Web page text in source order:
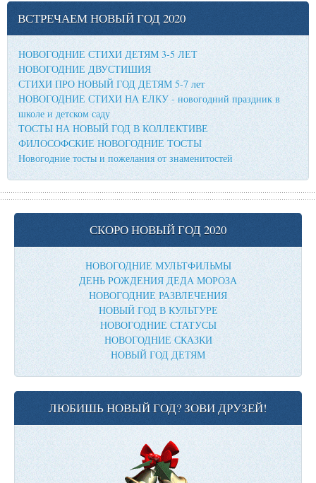
ВСТРЕЧАЕМ НОВЫЙ ГОД 2020
НОВОГОДНИЕ СТИХИ ДЕТЯМ 3-5 ЛЕТ
НОВОГОДНИЕ ДВУСТИШИЯ
СТИХИ ПРО НОВЫЙ ГОД ДЕТЯМ 5-7 лет
НОВОГОДНИЕ СТИХИ НА ЕЛКУ - новогодний праздник в
школе и детском саду
ТОСТЫ НА НОВЫЙ ГОД В КОЛЛЕКТИВЕ
ФИЛОСОФСКИЕ НОВОГОДНИЕ ТОСТЫ
Новогодние тосты и пожелания от знаменитостей
СКОРО НОВЫЙ ГОД 2020
НОВОГОДНИЕ МУЛЬТФИЛЬМЫ
ДЕНЬ РОЖДЕНИЯ ДЕДА МОРОЗА
НОВОГОДНИЕ РАЗВЛЕЧЕНИЯ
НОВЫЙ ГОД В КУЛЬТУРЕ
НОВОГОДНИЕ СТАТУСЫ
НОВОГОДНИЕ СКАЗКИ
НОВЫЙ ГОД ДЕТЯМ
ЛЮБИШЬ НОВЫЙ ГОД? ЗОВИ ДРУЗЕЙ!